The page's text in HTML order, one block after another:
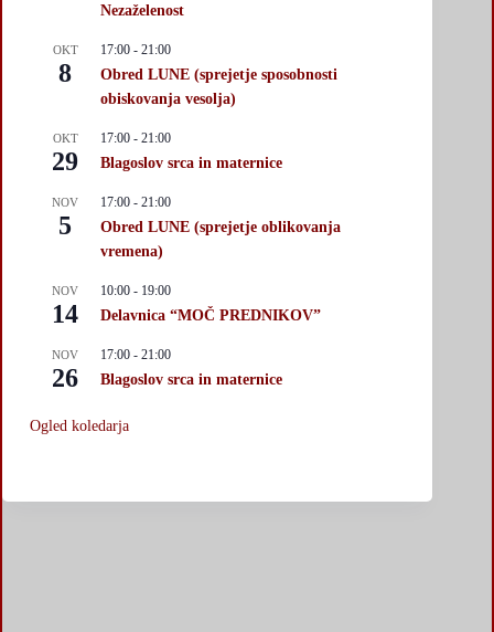
Nezaželenost
OKT
8
17:00 - 21:00
Obred LUNE (sprejetje sposobnosti
obiskovanja vesolja)
OKT
29
17:00 - 21:00
Blagoslov srca in maternice
NOV
5
17:00 - 21:00
Obred LUNE (sprejetje oblikovanja
vremena)
NOV
14
10:00 - 19:00
Delavnica “MOČ PREDNIKOV”
NOV
26
17:00 - 21:00
Blagoslov srca in maternice
Ogled koledarja